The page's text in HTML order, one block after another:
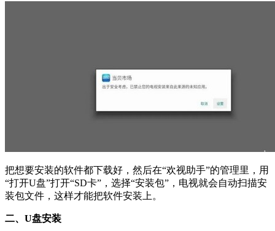
把想要安装的软件都下载好，然后在“欢视助手”的管理里，用
“打开U盘”打开“SD卡”，选择“安装包”，电视就会自动扫描安
装包文件，这样才能把软件安装上。
二、U盘安装